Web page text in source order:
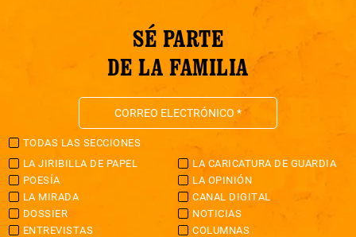
SÉ PARTE
DE LA FAMILIA
TODAS LAS SECCIONES
LA JIRIBILLA DE PAPEL
LA CARICATURA DE GUARDIA
POESÍA
LA OPINIÓN
LA MIRADA
CANAL DIGITAL
DOSSIER
NOTICIAS
ENTREVISTAS
COLUMNAS